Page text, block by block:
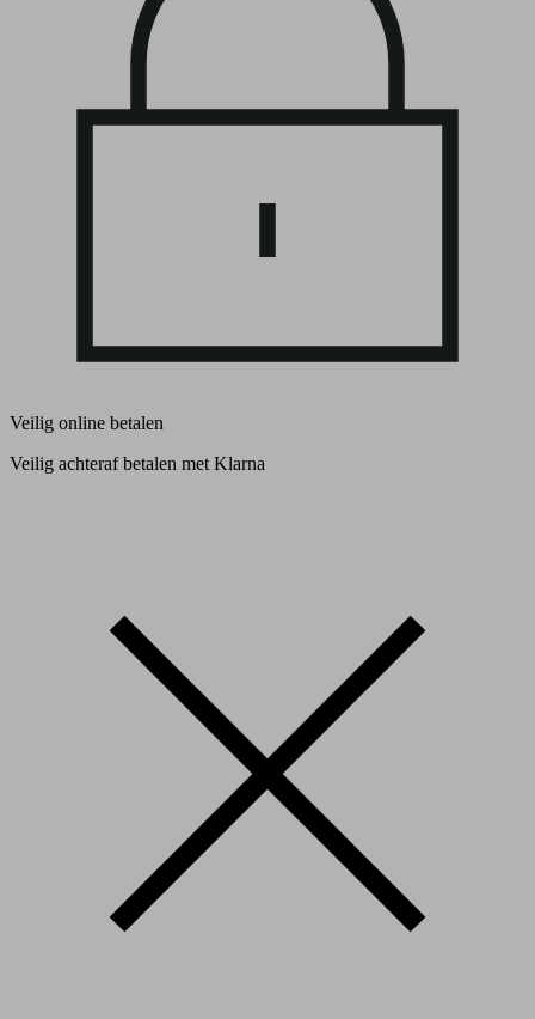
Veilig online betalen
Veilig achteraf betalen met Klarna